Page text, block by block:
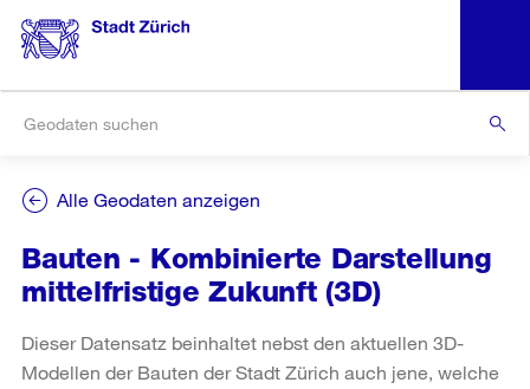
Alle Geodaten anzeigen
Bauten - Kombinierte Darstellung
mittelfristige Zukunft (3D)
Dieser Datensatz beinhaltet nebst den aktuellen 3D-
Modellen der Bauten der Stadt Zürich auch jene, welche